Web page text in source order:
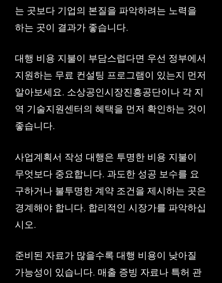
는 곳보다 기업의 본질을 파악하려는 노력을
하는 곳이 결과가 좋습니다.
대행 비용 지불이 부담스럽다면 우선 정부에서
지원하는 무료 컨설팅 프로그램이 있는지 먼저
알아보세요. 소상공인시장진흥공단이나 각 지
역 기술지원센터의 혜택을 먼저 확인하는 것이
좋습니다.
사업계획서 작성 대행은 투명한 비용 지불이
무엇보다 중요합니다. 과도한 성공 보수를 요
구하거나 불투명한 계약 조건을 제시하는 곳은
경계해야 합니다. 합리적인 시장가를 파악하십
시오.
준비된 자료가 많을수록 대행 비용이 낮아질
가능성이 있습니다. 매출 증빙 자료나 특허 관